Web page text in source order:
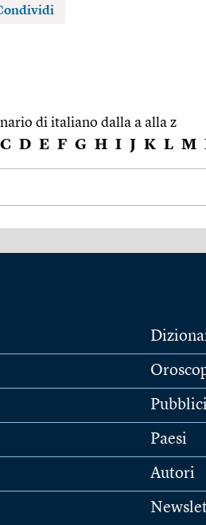
di italiano dalla a alla z
C D E F G H I J K L M
Paesi
Autori